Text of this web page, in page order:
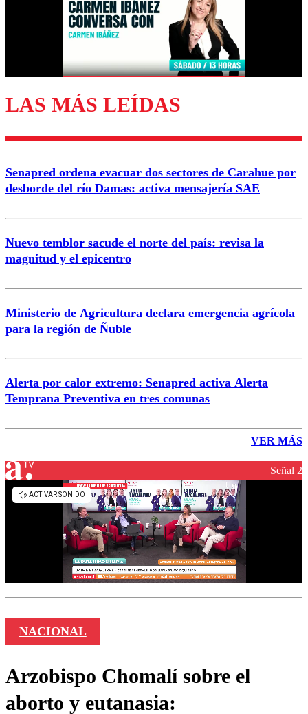
Enviar comentario
LAS MÁS LEÍDAS
Senapred ordena evacuar dos sectores de Carahue por
desborde del río Damas: activa mensajería SAE
Nuevo temblor sacude el norte del país: revisa la
magnitud y el epicentro
Ministerio de Agricultura declara emergencia agrícola
para la región de Ñuble
Alerta por calor extremo: Senapred activa Alerta
Temprana Preventiva en tres comunas
VER MÁS
Señal 2
NACIONAL
Arzobispo Chomalí sobre el
aborto y eutanasia: